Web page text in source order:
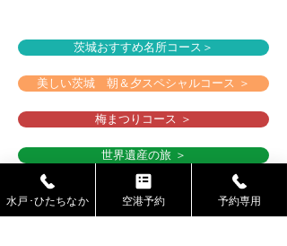
茨城おすすめ名所コース＞
美しい茨城 朝＆夕スペシャルコース ＞
梅まつりコース ＞
世界遺産の旅 ＞
水戸･ひたちなか 空港予約 予約専用